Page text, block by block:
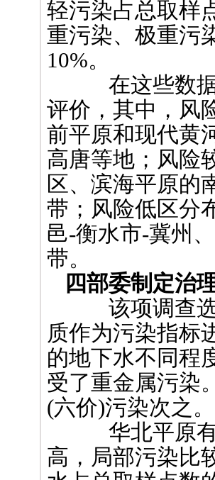
轻污染占总取样
重污染、极重污
10%。
在这些数据
评价，其中，风
前平原和现代黄
高唐等地；风险
区、滨海平原的
带；风险低区分
邑-衡水市-冀州
带。
四部委制定治
该项调查选
质作为污染指标
的地下水不同程
受了重金属污染
(六价)污染次之。
华北平原有
高，局部污染比